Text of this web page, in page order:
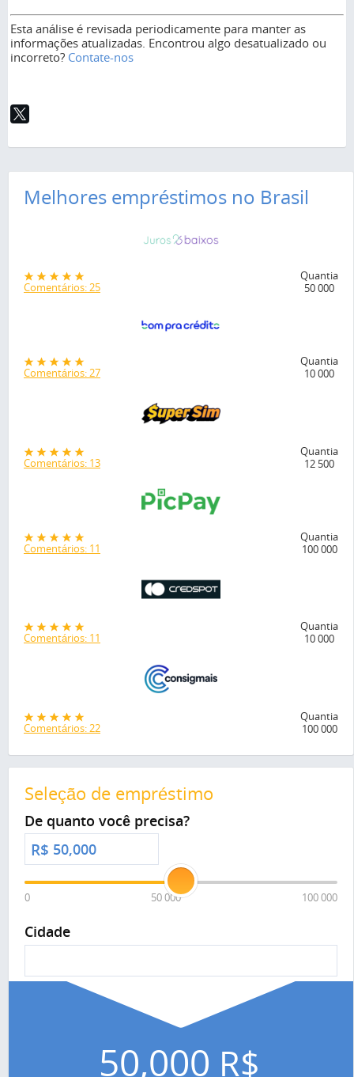
Esta análise é revisada periodicamente para manter as
informações atualizadas. Encontrou algo desatualizado ou
incorreto? Contate-nos
Melhores empréstimos no Brasil
Comentários: 25
Quantia
50 000
Comentários: 27
Quantia
10 000
Comentários: 13
Quantia
12 500
Comentários: 11
Quantia
100 000
Comentários: 11
Quantia
10 000
Comentários: 22
Quantia
100 000
Seleção de empréstimo
De quanto você precisa?
R$
0 50 000 100 000
Cidade
50,000 R$